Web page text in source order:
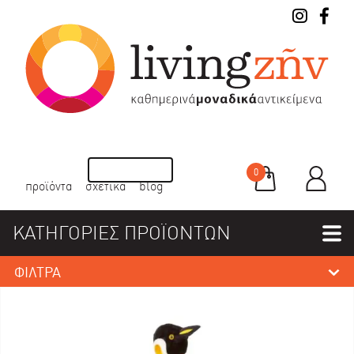
προϊόντα σχετικά blog
0
ΚΑΤΗΓΟΡΙΕΣ ΠΡΟΪΟΝΤΩΝ
ΦΙΛΤΡΑ